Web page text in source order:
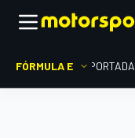
FÓRMULA E PORTADA